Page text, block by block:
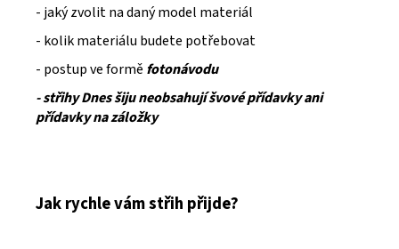
- jaký zvolit na daný model materiál
- kolik materiálu budete potřebovat
- postup ve formě fotonávodu
- střihy Dnes šiju neobsahují švové přídavky ani
přídavky na záložky
Jak rychle vám střih přijde?